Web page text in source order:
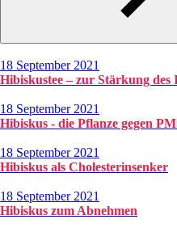
18 September 2021
Hibiskustee – zur Stärkung des
18 September 2021
Hibiskus - die Pflanze gegen
18 September 2021
Hibiskus als Cholesterinsenker
18 September 2021
Hibiskus zum Abnehmen